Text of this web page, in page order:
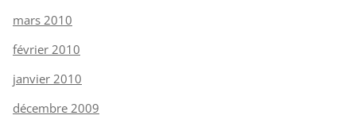
mars 2010
février 2010
janvier 2010
décembre 2009